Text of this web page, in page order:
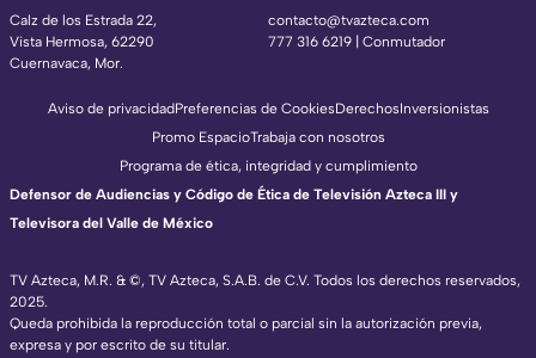
Calz de los Estrada 22,
Vista Hermosa, 62290
Cuernavaca, Mor.
contacto@tvazteca.com
777 316 6219 | Conmutador
TV Azteca, M.R. & ©, TV Azteca, S.A.B. de C.V. Todos los derechos reservados,
2025.
Queda prohibida la reproducción total o parcial sin la autorización previa,
expresa y por escrito de su titular.
Aviso de privacidadPreferencias de CookiesDerechosInversionistas
Promo EspacioTrabaja con nosotros
Programa de ética, integridad y cumplimiento
Defensor de Audiencias y Código de Ética de Televisión Azteca III y
Televisora del Valle de México